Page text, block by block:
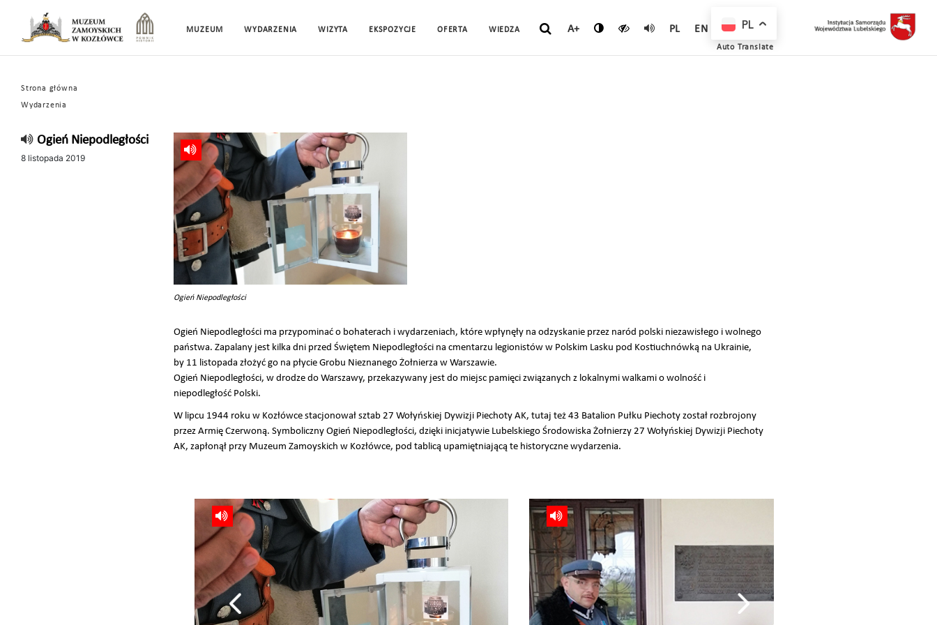
MUZEUM WYDARZENIA WIZYTA EKSPOZYCJE OFERTA WIEDZA A+ PL EN
Strona główna
Wydarzenia
Ogień Niepodległości
8 listopada 2019
Ogień Niepodległości
Ogień Niepodległości ma przypominać o bohaterach i wydarzeniach, które wpłynęły na odzyskanie przez naród polski niezawisłego i wolnego
państwa. Zapalany jest kilka dni przed Świętem Niepodległości na cmentarzu legionistów w Polskim Lasku pod Kostiuchnówką na Ukrainie,
by 11 listopada złożyć go na płycie Grobu Nieznanego Żołnierza w Warszawie.
Ogień Niepodległości, w drodze do Warszawy, przekazywany jest do miejsc pamięci związanych z lokalnymi walkami o wolność i
niepodległość Polski.
W lipcu 1944 roku w Kozłówce stacjonował sztab 27 Wołyńskiej Dywizji Piechoty AK, tutaj też 43 Batalion Pułku Piechoty został rozbrojony
przez Armię Czerwoną. Symboliczny Ogień Niepodległości, dzięki inicjatywie Lubelskiego Środowiska Żołnierzy 27 Wołyńskiej Dywizji Piechoty
AK, zapłonął przy Muzeum Zamoyskich w Kozłówce, pod tablicą upamiętniającą te historyczne wydarzenia.
PL
Auto Translate